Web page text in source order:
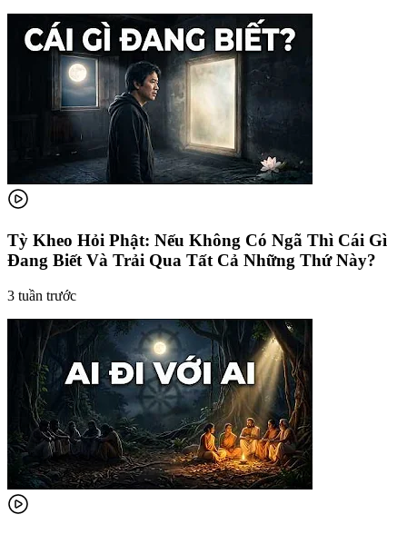
Tỳ Kheo Hỏi Phật: Nếu Không Có Ngã Thì Cái Gì
Đang Biết Và Trải Qua Tất Cả Những Thứ Này?
3 tuần trước